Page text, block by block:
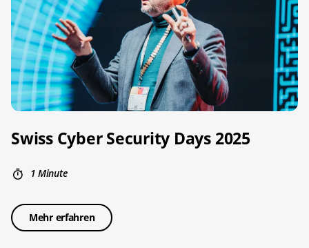
Swiss Cyber Security Days 2025
1 Minute
Mehr erfahren